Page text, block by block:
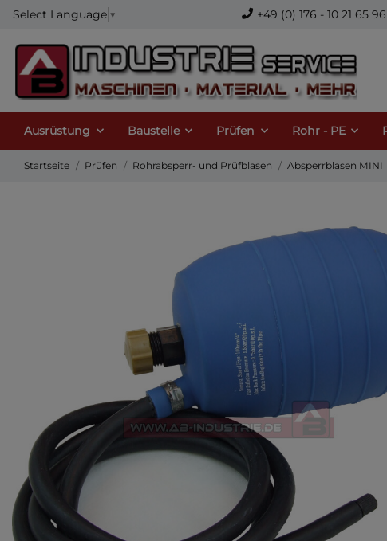
Select Language ▼ +49 (0) 176 - 10 21 65
Ausrüstung Baustelle Prüfen Rohr - PE
Startseite Prüfen Rohrabsperr- und Prüfblasen Absperrblasen MINI